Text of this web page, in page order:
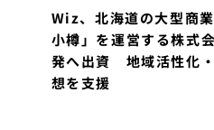
Wiz、北海道の大型商
小樽」を運営する株式
発へ出資 地域活性化
想を支援